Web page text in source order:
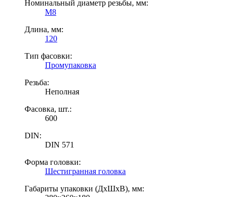
Номинальный диаметр резьбы, мм:
М8
Длина, мм:
120
Тип фасовки:
Промупаковка
Резьба:
Неполная
Фасовка, шт.:
600
DIN:
DIN 571
Форма головки:
Шестигранная головка
Габариты упаковки (ДхШхВ), мм: